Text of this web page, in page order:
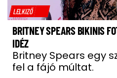
LELKIZŐ
BRITNEY SPEARS BIKINIS
IDÉZ
Britney Spears egy
fel a fájó múltat.